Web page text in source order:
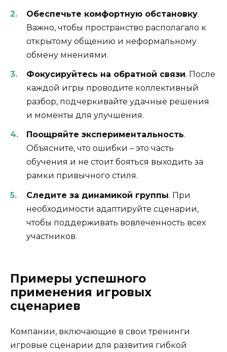
Обеспечьте комфортную обстановку.
Важно, чтобы пространство располагало к
открытому общению и неформальному
обмену мнениями.
Фокусируйтесь на обратной связи. После
каждой игры проводите коллективный
разбор, подчеркивайте удачные решения
и моменты для улучшения.
Поощряйте экспериментальность.
Объясните, что ошибки – это часть
обучения и не стоит бояться выходить за
рамки привычного стиля.
Следите за динамикой группы. При
необходимости адаптируйте сценарии,
чтобы поддерживать вовлеченность всех
участников.
Примеры успешного
применения игровых
сценариев
Компании, включающие в свои тренинги
игровые сценарии для развития гибкой